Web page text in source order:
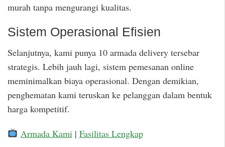
murah tanpa mengurangi kualitas.
Sistem Operasional Efisien
Selanjutnya, kami punya 10 armada delivery tersebar
strategis. Lebih jauh lagi, sistem pemesanan online
meminimalkan biaya operasional. Dengan demikian,
penghematan kami teruskan ke pelanggan dalam bentuk
harga kompetitif.
Armada Kami | Fasilitas Lengkap